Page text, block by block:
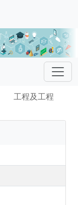
工程及工程